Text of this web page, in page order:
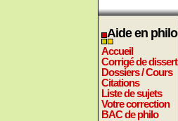
Aide en philo
Accueil
Corrigé de dissert
Dossiers / Cours
Citations
Liste de sujets
Votre correction
BAC de philo